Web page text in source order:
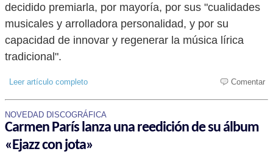
decidido premiarla, por mayoría, por sus "cualidades
musicales y arrolladora personalidad, y por su
capacidad de innovar y regenerar la música lírica
tradicional".
Leer artículo completo Comentar
NOVEDAD DISCOGRÁFICA
Carmen París lanza una reedición de su álbum
«Ejazz con jota»